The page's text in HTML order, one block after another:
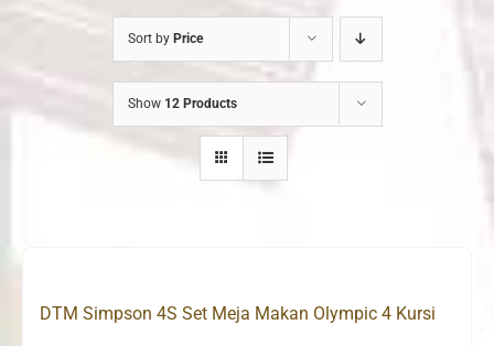
Sort by Price
Show 12 Products
DTM Simpson 4S Set Meja Makan Olympic 4 Kursi